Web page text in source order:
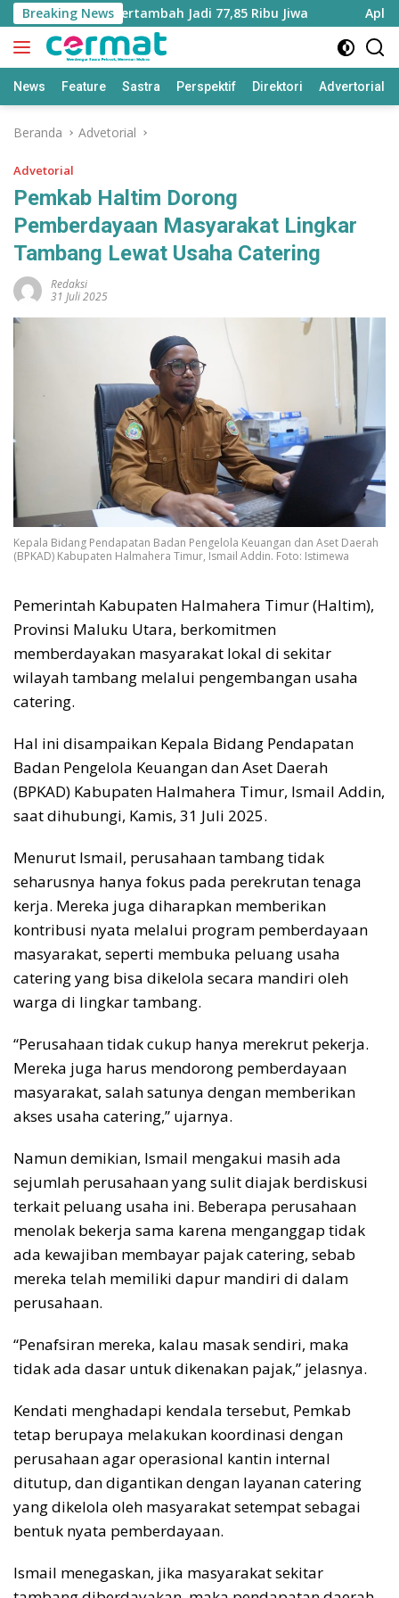
Langsung
ke
konten
Breaking News
Utara Bertambah Jadi 77,85 Ribu Jiwa Aplikasi
News Feature Sastra Perspektif Direktori Advertorial
Beranda Advetorial
Advetorial
Pemkab Haltim Dorong
Pemberdayaan Masyarakat Lingkar
Tambang Lewat Usaha Catering
Redaksi
31 Juli 2025
Kepala Bidang Pendapatan Badan Pengelola Keuangan dan Aset Daerah
(BPKAD) Kabupaten Halmahera Timur, Ismail Addin. Foto: Istimewa
Pemerintah Kabupaten Halmahera Timur (Haltim),
Provinsi Maluku Utara, berkomitmen
memberdayakan masyarakat lokal di sekitar
wilayah tambang melalui pengembangan usaha
catering.
Hal ini disampaikan Kepala Bidang Pendapatan
Badan Pengelola Keuangan dan Aset Daerah
(BPKAD) Kabupaten Halmahera Timur, Ismail Addin,
saat dihubungi, Kamis, 31 Juli 2025.
Menurut Ismail, perusahaan tambang tidak
seharusnya hanya fokus pada perekrutan tenaga
kerja. Mereka juga diharapkan memberikan
kontribusi nyata melalui program pemberdayaan
masyarakat, seperti membuka peluang usaha
catering yang bisa dikelola secara mandiri oleh
warga di lingkar tambang.
“Perusahaan tidak cukup hanya merekrut pekerja.
Mereka juga harus mendorong pemberdayaan
masyarakat, salah satunya dengan memberikan
akses usaha catering,” ujarnya.
Namun demikian, Ismail mengakui masih ada
sejumlah perusahaan yang sulit diajak berdiskusi
terkait peluang usaha ini. Beberapa perusahaan
menolak bekerja sama karena menganggap tidak
ada kewajiban membayar pajak catering, sebab
mereka telah memiliki dapur mandiri di dalam
perusahaan.
“Penafsiran mereka, kalau masak sendiri, maka
tidak ada dasar untuk dikenakan pajak,” jelasnya.
Kendati menghadapi kendala tersebut, Pemkab
tetap berupaya melakukan koordinasi dengan
perusahaan agar operasional kantin internal
ditutup, dan digantikan dengan layanan catering
yang dikelola oleh masyarakat setempat sebagai
bentuk nyata pemberdayaan.
Ismail menegaskan, jika masyarakat sekitar